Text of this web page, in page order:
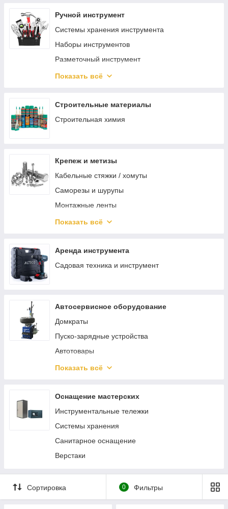
Ручной инструмент
Системы хранения инструмента
Наборы инструментов
Разметочный инструмент
Отвертки
Электромонтажный инструмент
Зажимной инструмент
Столярно-слесарный инструмент
Монтажный инструмент
Трубный инструмент
Отделочный инструмент
Ключи, трещотки, воротки
Показать всё
Строительные материалы
Строительная химия
Крепеж и метизы
Кабельные стяжки / хомуты
Саморезы и шурупы
Монтажные ленты
Гвозди
Скобы
Показать всё
Аренда инструмента
Садовая техника и инструмент
Автосервисное оборудование
Домкраты
Пуско-зарядные устройства
Автотовары
Трубогибы
Шиномонтажное оборудование
Кантователи двигателя
Лежаки подкатные
Подставки страховочные
Прессы гидравлические
Гидравлические цилиндры и насосы
Подъемники автомобильные
Показать всё
Оснащение мастерских
Инструментальные тележки
Системы хранения
Санитарное оснащение
Верстаки
Сортировка 0 Фильтры